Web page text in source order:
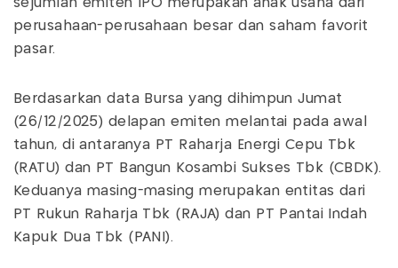
sejumlah emiten IPO merupakan anak usaha dari
perusahaan-perusahaan besar dan saham favorit
pasar.
Berdasarkan data Bursa yang dihimpun Jumat
(26/12/2025) delapan emiten melantai pada awal
tahun, di antaranya PT Raharja Energi Cepu Tbk
(RATU) dan PT Bangun Kosambi Sukses Tbk (CBDK).
Keduanya masing-masing merupakan entitas dari
PT Rukun Raharja Tbk (RAJA) dan PT Pantai Indah
Kapuk Dua Tbk (PANI).